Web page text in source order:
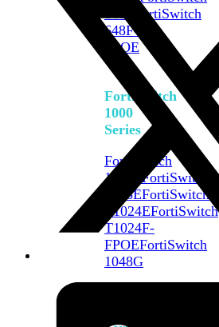
648F
FortiSwitch
648F-
FPOE
FortiSwitch
1000
Series
FortiSwitch
1024E FortiSwitch
1048EFortiSwitch
T1024EFortiSwitch
T1024F-
FPOEFortiSwitch
1048G